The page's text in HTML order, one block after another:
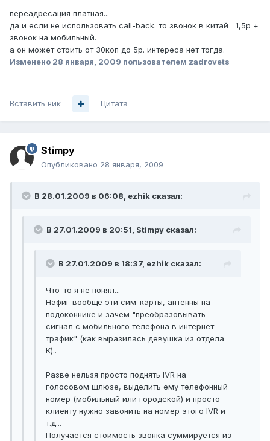
переадресация платная...
да и если не использовать call-back. то звонок в китай= 1,5р +
звонок на мобильный.
а он может стоить от 30коп до 5р. интереса нет тогда.
Изменено 28 января, 2009 пользователем zadrovets
Вставить ник Цитата
Stimpy
Опубликовано 28 января, 2009
В 28.01.2009 в 06:08, ezhik сказал:
В 27.01.2009 в 20:51, Stimpy сказал:
В 27.01.2009 в 18:37, ezhik сказал:
Что-то я не понял...
Нафиг вообще эти сим-карты, антенны на
подоконнике и зачем "преобразовывать
сигнал с мобильного телефона в интернет
трафик" (как выразилась девушка из отдела
К)..
Разве нельзя просто поднять IVR на
голосовом шлюзе, выделить ему телефонный
номер (мобильный или городской) и просто
клиенту нужно завонить на номер этого IVR и
т.д...
Получается стоимость звонка суммируется из